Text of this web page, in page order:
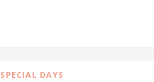
SPECIAL DAYS